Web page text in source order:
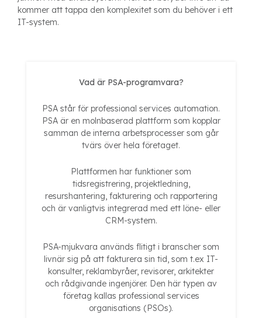
kommer att tappa den komplexitet som du behöver i ett
IT-system.
Vad är PSA-programvara?
PSA står för professional services automation.
PSA är en molnbaserad plattform som kopplar
samman de interna arbetsprocesser som går
tvärs över hela företaget.
Plattformen har funktioner som
tidsregistrering, projektledning,
resurshantering, fakturering och rapportering
och är vanligtvis integrerad med ett löne- eller
CRM-system.
PSA-mjukvara används flitigt i branscher som
livnär sig på att fakturera sin tid, som t.ex IT-
konsulter, reklambyråer, revisorer, arkitekter
och rådgivande ingenjörer. Den här typen av
företag kallas professional services
organisations (PSOs).